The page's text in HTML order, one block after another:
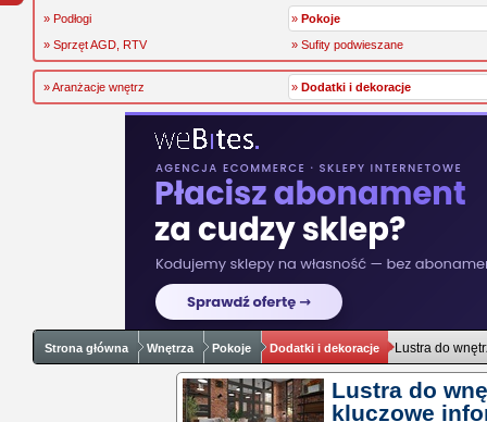
» Podłogi
» Pokoje
» Sprzęt AGD, RTV
» Sufity podwieszane
» Aranżacje wnętrz » Dodatki i dekoracje
Strona główna Wnętrza Pokoje Dodatki i dekoracje Lustra do
Lustra do
kluczowe